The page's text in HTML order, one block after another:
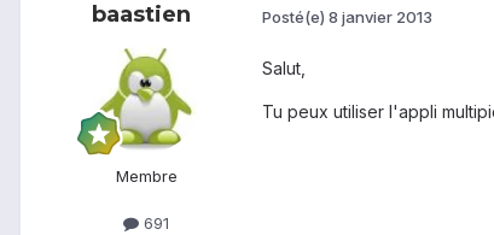
baastien
Membre
691
Posté(e) 8 janvier 2013
Salut,
Tu peux utiliser l'appli